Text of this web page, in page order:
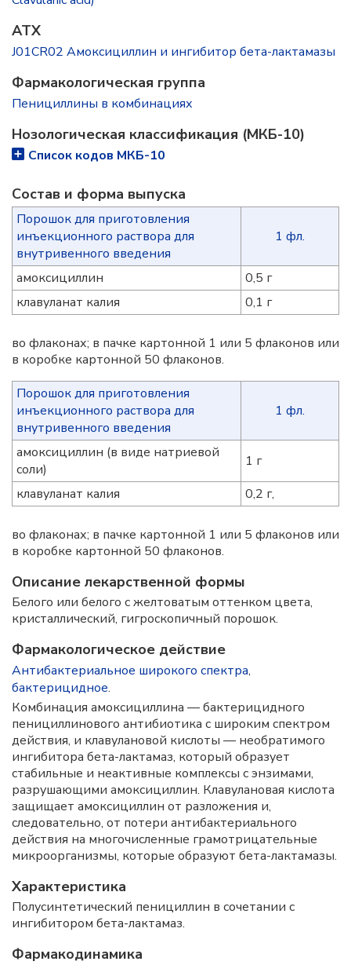
ATX
J01CR02 Амоксициллин и ингибитор бета-лактамазы
Фармакологическая группа
Пенициллины в комбинациях
Нозологическая классификация (МКБ-10)
Список кодов МКБ-10
Состав и форма выпускa
Порошок для приготовления
инъекционного раствора для
внутривенного введения
1 фл.
амоксициллин
0,5 г
клавуланат калия
0,1 г
во флаконах; в пачке картонной 1 или 5 флаконов или
в коробке картонной 50 флаконов.
Порошок для приготовления
инъекционного раствора для
внутривенного введения
1 фл.
амоксициллин (в виде натриевой
соли)
1 г
клавуланат калия
0,2 г,
во флаконах; в пачке картонной 1 или 5 флаконов или
в коробке картонной 50 флаконов.
Описание лекарственной формы
Белого или белого с желтоватым оттенком цвета,
кристаллический, гигроскопичный порошок.
Фармакологическое действие
Антибактериальное широкого спектра,
бактерицидное.
Комбинация амоксициллина — бактерицидного
пенициллинового антибиотика с широким спектром
действия, и клавулановой кислоты — необратимого
ингибитора бета-лактамаз, который образует
стабильные и неактивные комплексы с энзимами,
разрушающими амоксициллин. Клавулановая кислота
защищает амоксициллин от разложения и,
следовательно, от потери антибактериального
действия на многочисленные грамотрицательные
микроорганизмы, которые образуют бета-лактамазы.
Характеристика
Полусинтетический пенициллин в сочетании с
ингибитором бета-лактамаз.
Фармакодинамика